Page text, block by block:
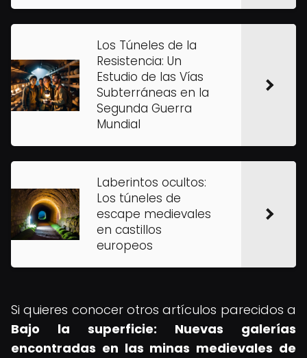
Los Túneles de la
Resistencia: Un
Estudio de las Vías
Subterráneas en la
Segunda Guerra
Mundial
Laberintos ocultos:
Los túneles de
escape medievales
en castillos
europeos
Si quieres conocer otros artículos parecidos a
Bajo la superficie: Nuevas galerías
encontradas en las minas medievales de